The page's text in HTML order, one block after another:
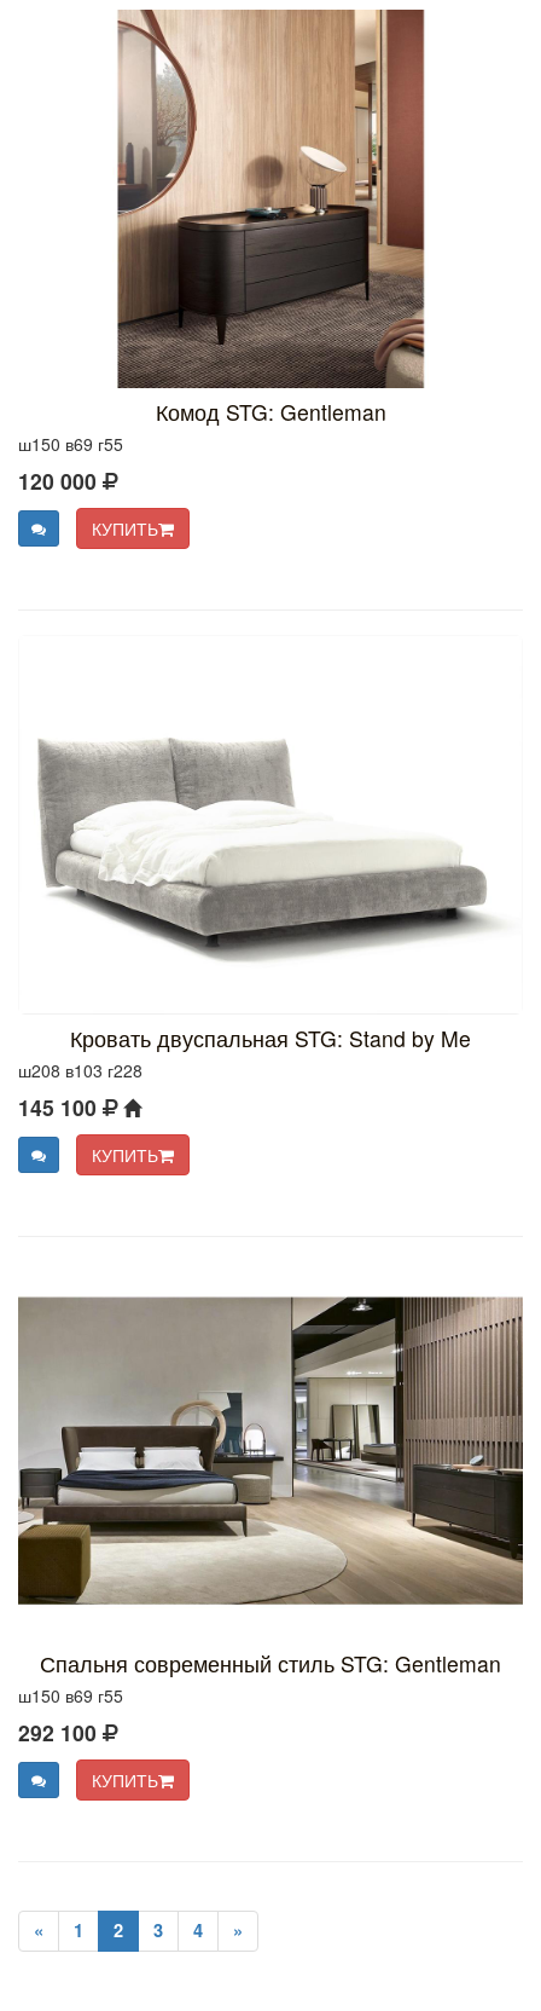
Комод STG: Gentleman
ш150 в69 г55
120 000
КУПИТЬ
Кровать двуспальная STG: Stand by Me
ш208 в103 г228
145 100
КУПИТЬ
Спальня современный стиль STG: Gentleman
ш150 в69 г55
292 100
КУПИТЬ
« 1 2 3 4 »